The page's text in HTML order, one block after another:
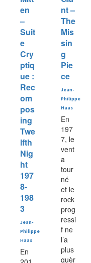
en
–
Suit
e
Cry
ptiq
ue :
Rec
om
pos
ing
Twe
lfth
Nig
ht
197
8-
198
3
Jean-
Philippe
Haas
En
nt –
The
Mis
sin
g
Pie
ce
Jean-
Philippe
Haas
En
197
7, le
vent
a
tour
né
et le
rock
prog
ressi
f ne
l’a
plus
guèr